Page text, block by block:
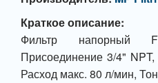
Краткое описание:
Фильтр напорный
Присоединение 3/4"
Расход макс. 80 л/мин,